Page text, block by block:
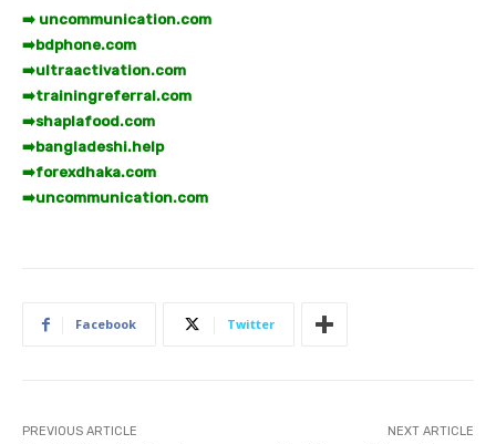
➡️ uncommunication.com
➡️bdphone.com
➡️ultraactivation.com
➡️trainingreferral.com
➡️shaplafood.com
➡️bangladeshi.help
➡️forexdhaka.com
➡️uncommunication.com
Facebook Twitter
PREVIOUS ARTICLE NEXT ARTICLE